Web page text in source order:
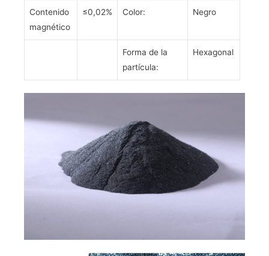
Contenido
magnético
≤0,02% Color: Negro
Forma de la
partícula:
Hexagonal